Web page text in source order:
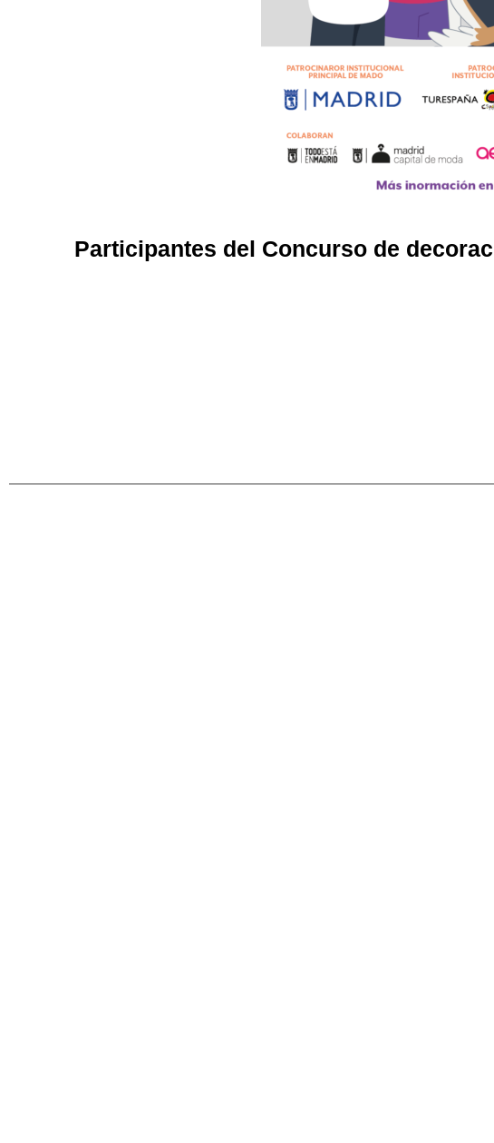
Participantes del Concurso de